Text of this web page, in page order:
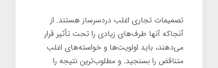
تصمیمات تجاری اغلب دردسرساز هستند. از
آنجاکه آنها طرف‌های زیادی را تحت تأثیر قرار
می‌دهند، باید اولویت‌ها و خواسته‌های اغلب
متناقض را بسنجید. و مطلوب‌ترین نتیجه را